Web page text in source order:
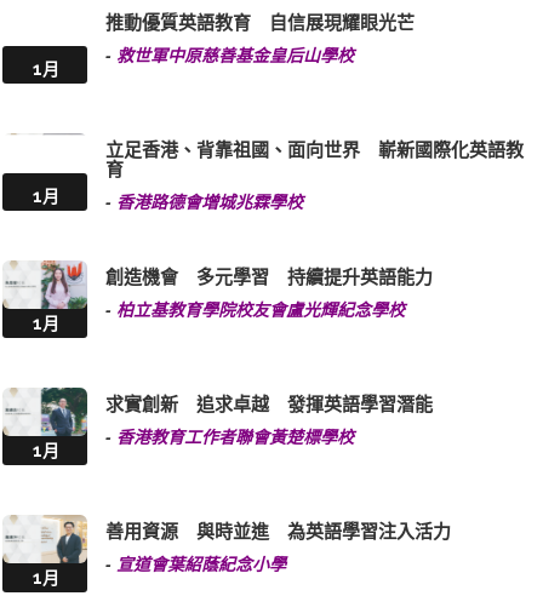
1月
推動優質英語教育 自信展現耀眼光芒
- 救世軍中原慈善基金皇后山學校
1月
立足香港、背靠祖國、面向世界 嶄新國際化英語教
育
- 香港路德會增城兆霖學校
1月
創造機會 多元學習 持續提升英語能力
- 柏立基教育學院校友會盧光輝紀念學校
1月
求實創新 追求卓越 發揮英語學習潛能
- 香港教育工作者聯會黃楚標學校
1月
善用資源 與時並進 為英語學習注入活力
- 宣道會葉紹蔭紀念小學